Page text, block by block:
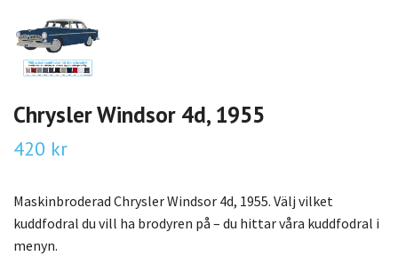
Chrysler Windsor 4d, 1955
420 kr
Maskinbroderad Chrysler Windsor 4d, 1955. Välj vilket
kuddfodral du vill ha brodyren på – du hittar våra kuddfodral i
menyn.